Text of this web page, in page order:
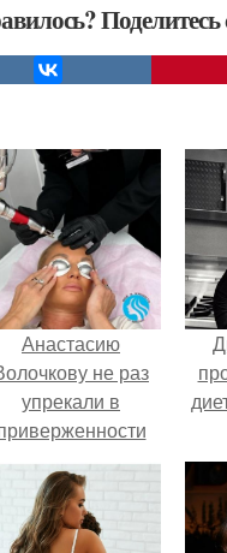
Поделитесь
Анастасию
не раз
упрекали в
бьюти -
процедурам.